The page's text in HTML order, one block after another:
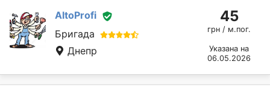
AltoProfi
Бригада
Днепр
45
грн / м.пог.
Указана на
06.05.2026